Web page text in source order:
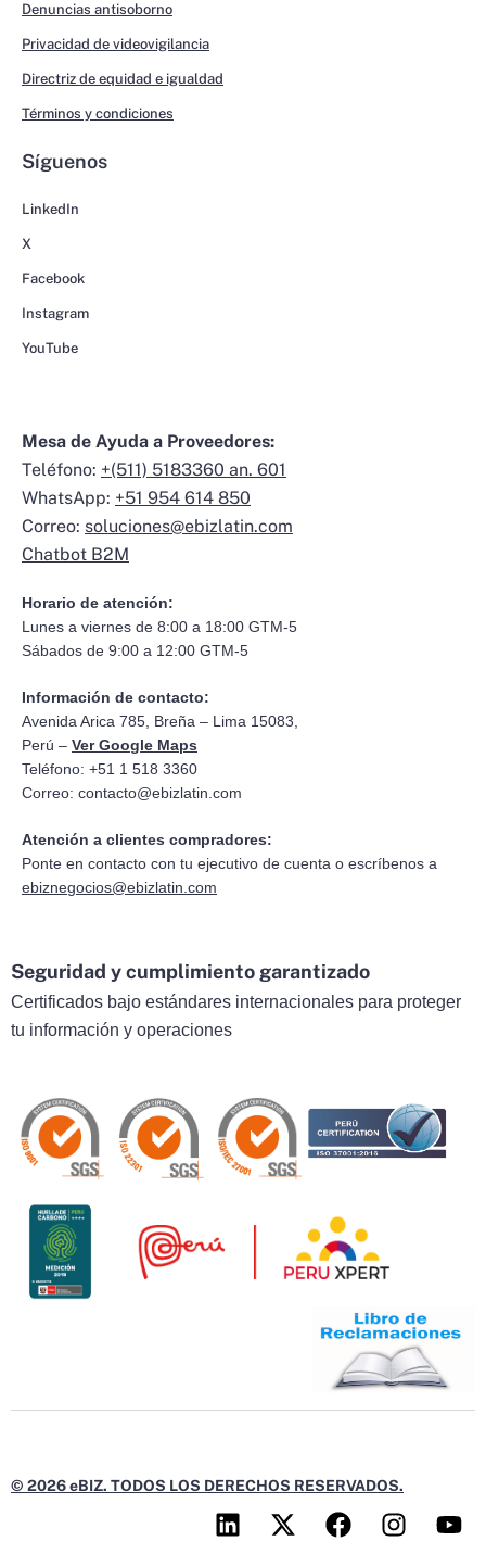
Denuncias antisoborno
Privacidad de videovigilancia
Directriz de equidad e igualdad
Términos y condiciones
Síguenos
LinkedIn
X
Facebook
Instagram
YouTube
Mesa de Ayuda a Proveedores:
Teléfono: +(511) 5183360 an. 601
WhatsApp: +51 954 614 850
Correo: soluciones@ebizlatin.com
Chatbot B2M
Horario de atención:
Lunes a viernes de 8:00 a 18:00 GTM-5
Sábados de 9:00 a 12:00 GTM-5
Información de contacto:
Avenida Arica 785, Breña – Lima 15083,
Perú – Ver Google Maps
Teléfono: +51 1 518 3360
Correo: contacto@ebizlatin.com
Atención a clientes compradores:
Ponte en contacto con tu ejecutivo de cuenta o escríbenos a
ebiznegocios@ebizlatin.com
Seguridad y cumplimiento garantizado
Certificados bajo estándares internacionales para proteger
tu información y operaciones
© 2026 eBIZ. TODOS LOS DERECHOS RESERVADOS.
L
i
X
-
F
a
I
n
Y
o